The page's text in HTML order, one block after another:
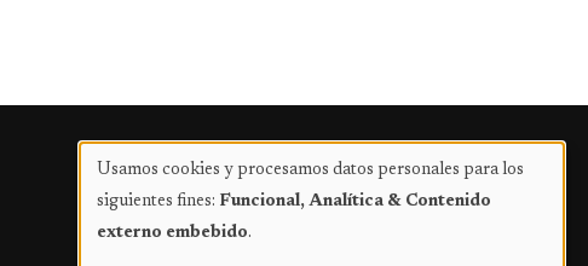
Publicidad
Uso
de
Usamos cookies y procesamos datos personales para los
siguientes fines: Funcional, Analítica & Contenido
externo embebido.